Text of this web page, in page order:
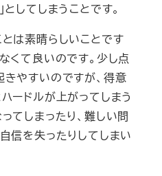
してしまうことです。
は素晴らしいことです
くて良いのです。少し点
やすいのですが、得意
ードルが上がってしまう
てしまったり、難しい問
信を失ったりしてしまい